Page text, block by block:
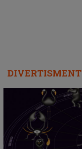
DIVERTISMENT